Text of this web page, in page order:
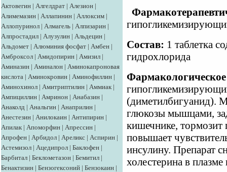
Актовегин | Алгелдрат | Алезион |
Алимемазин | Аллапинин | Аллоксим |
Аллопуринол | Алмагель | Алпизарин |
Алпростадил | Алузулин | Альдецин |
Альдомет | Алюминия фосфат | Амбен |
Амброксол | Амидопирин | Амизил |
Аминазин | Аминалон | Аминокапроновая
кислота | Аминокровин | Аминофиллин |
Аминохинол | Амитриптилин | Аммиак |
Ампициллин | Амринон | Анабазин |
Анаколд | Анальгин | Анаприлин |
Анестезин | Анилокаин | Антипирин |
Апилак | Апоморфин | Апрессин |
Апрофен | Арбидол | Ареликс | Аспирин |
Астемизол | Ацедипрол | Баклофен |
Барбитал | Беклометазон | Бемитил |
Бенактизин | Бензогексоний | Бензокаин |
Состав: 1 таблетка
гидрохлорида
Фармакологическое
(диметилбигуанид).
глюкозы мышцами,
кишечнике, тормозит
повышает
инсулину. Препарат
холестерина в